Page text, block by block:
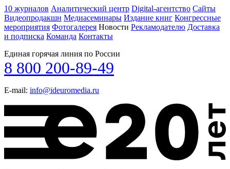
10 журналов Аналитический центр Digital-агентство Сайты
Видеопродакшн Медиасеминары Издание книг Конгрессные
мероприятия Фотогалерея Новости Рекламодателю Доставка
и подписка Команда Контакты
Единая горячая линия по России
8 800 200-89-49
E-mail: info@ideuromedia.ru